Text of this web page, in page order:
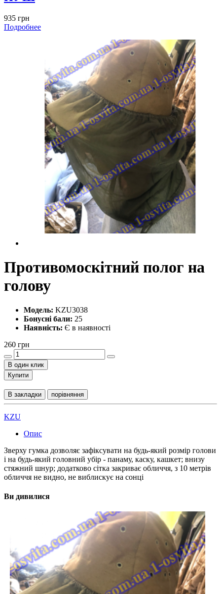
935 грн
Подробнее
Противомоскітний полог на
голову
Модель: KZU3038
Бонусні бали: 25
Наявність: Є в наявності
260 грн
В один клик
Купити
В закладки порівняння
KZU
Опис
Зверху гумка дозволяє зафіксувати на будь-який розмір голови
і на будь-який головний убір - панаму, каску, кашкет; внизу
стяжний шнур; додатково сітка закриває обличчя, з 10 метрів
обличчя не видно, не виблискує на сонці
Ви дивилися